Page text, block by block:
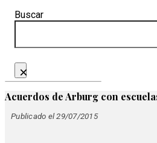
Buscar
×
Acuerdos de Arburg con
Publicado el 29/07/2015